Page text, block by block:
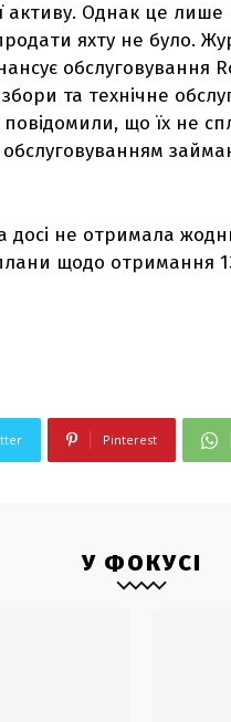
активу. Однак це лише
яхту не було.
обслуговування
та технічне
що їх не
досі не отримала
щодо отримання
Pinterest
У ФОКУСІ